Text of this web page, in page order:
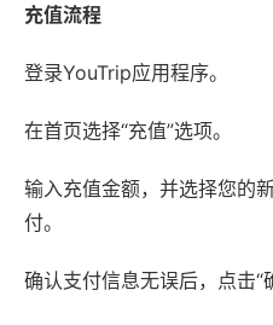
充值流程
登录YouTrip应用程序。
在首页选择“充值”选项。
输入充值金额，并选择您的
付。
确认支付信息无误后，点击“